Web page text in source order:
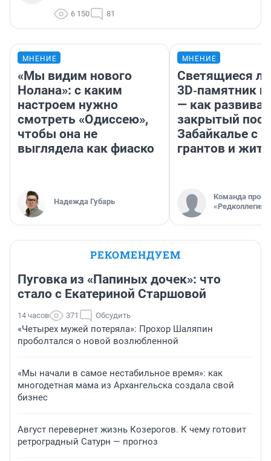
6 150 81
МНЕНИЕ
«Мы видим нового
Нолана»: с каким
настроем нужно
смотреть «Одиссею»,
чтобы она не
выглядела как фиаско
Надежда Губарь
МНЕНИЕ
Светящиеся
3D‑памятник и
— как
закрытый
Забайкалье с
грантов и
Команда
«Редколлегия»
РЕКОМЕНДУЕМ
Пуговка из «Папиных дочек»: что
стало с Екатериной Старшовой
14 часов 371 Обсудить
«Четырех мужей потеряла»: Прохор Шаляпин
проболтался о новой возлюбленной
«Мы начали в самое нестабильное время»: как
многодетная мама из Архангельска создала свой
бизнес
Август перевернет жизнь Козерогов. К чему готовит
ретроградный Сатурн — прогноз